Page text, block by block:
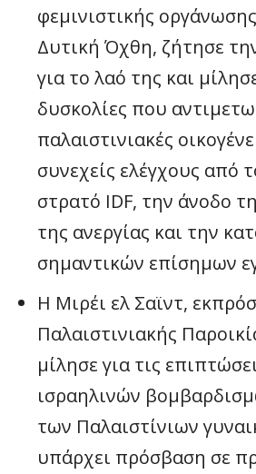
φεμινιστικής
Δυτική Όχθη, ζήτησε
για το λαό της και
δυσκολίες που
παλαιστινιακές
συνεχείς ελέγχους από
στρατό IDF, την άνοδο
της ανεργίας και την
σημαντικών επίσημων
Η Μιρέι ελ Σαϊντ,
Παλαιστινιακής
μίλησε για τις
ισραηλινών
των Παλαιστίνιων
υπάρχει πρόσβαση σε